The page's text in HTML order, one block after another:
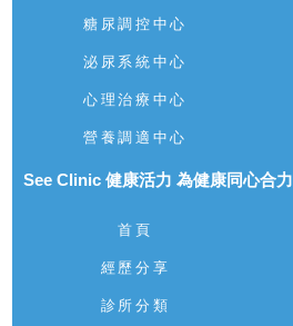
糖尿調控中心
泌尿系統中心
心理治療中心
營養調適中心
See Clinic 健康活力 為健康同心合力
首頁
經歷分享
診所分類